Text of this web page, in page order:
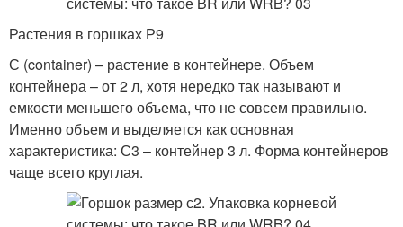
Растения в горшках Р9
С (container) – растение в контейнере. Объем
контейнера – от 2 л, хотя нередко так называют и
емкости меньшего объема, что не совсем правильно.
Именно объем и выделяется как основная
характеристика: С3 – контейнер 3 л. Форма контейнеров
чаще всего круглая.